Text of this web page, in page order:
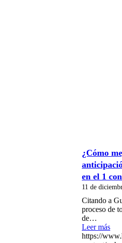
¿Cómo
en el 1
11 de
Citando a
proceso de
de…
Leer más
https://